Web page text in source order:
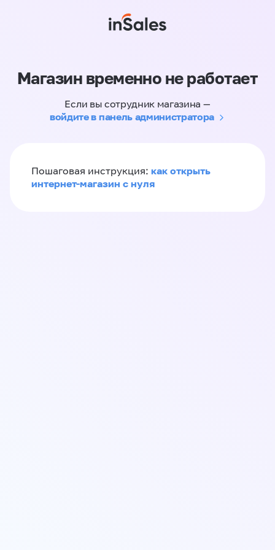
Магазин временно не работает
Если вы сотрудник магазина —
войдите в панель администратора
Пошаговая инструкция: как открыть
интернет-магазин с нуля